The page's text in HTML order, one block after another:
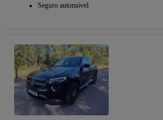
Seguro automóvel